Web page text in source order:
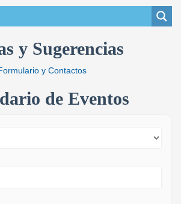
y Sugerencias
y Contactos
de Eventos